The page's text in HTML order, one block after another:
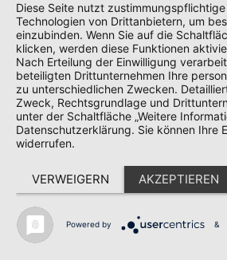
Leistung und Effizienz
Moderneelektrische Minibaggererreichen
Grabkraft als vergleichbare Dieselmodelle.
Baumaschinen wie Radlader und
elektrischer Variante verfügbar, was die
erheblich erweitert.
Innovationen und neue
E-Native Maschinen
entwickelte Baumaschinen. Sie basieren
neu konzipierten Design, das auf
gehört eine verbesserte Batteriekapazität,
Diese Seite nutzt
Technologien von Drittanbietern, um
einzubinden. Wenn Sie auf die
klicken, werden diese Funktionen
Nach Erteilung der Einwilligung
beteiligten Drittunternehmen Ihre
zu unterschiedlichen Zwecken.
Zweck, Rechtsgrundlage und
unter der Schaltfläche „Weitere
Datenschutzerklärung. Sie können Ihre
widerrufen.
VERWEIGERN AKZEPTIEREN
Powered by &